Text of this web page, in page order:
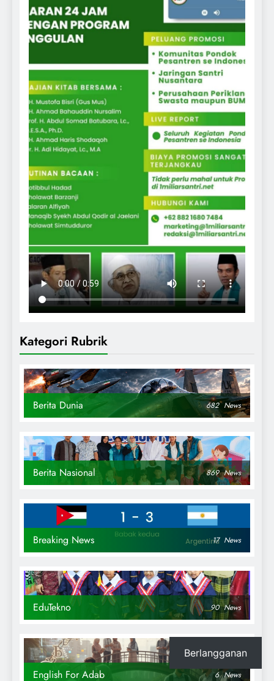
Kategori Rubrik
Berita Dunia 682 News
Berita Nasional 869 News
Breaking News 17 News
EduTekno 90 News
English For Adab 6 News
Berlangganan